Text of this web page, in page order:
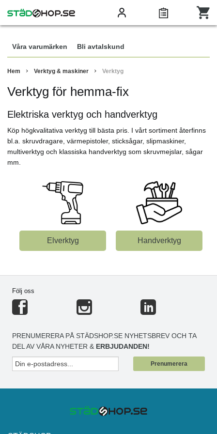
Våra varumärken Bli avtalskund
Hem Verktyg & maskiner Verktyg
Verktyg för hemma-fix
Elektriska verktyg och handverktyg
Köp högkvalitativa verktyg till bästa pris. I vårt sortiment återfinns
bl.a. skruvdragare, värmepistoler, sticksågar, slipmaskiner,
multiverktyg och klassiska handverktyg som skruvmejslar, sågar
mm.
Elverktyg Handverktyg
Följ oss
PRENUMERERA PÅ STÄDSHOP.SE NYHETSBREV OCH TA
DEL AV VÅRA NYHETER & ERBJUDANDEN!
Prenumerera